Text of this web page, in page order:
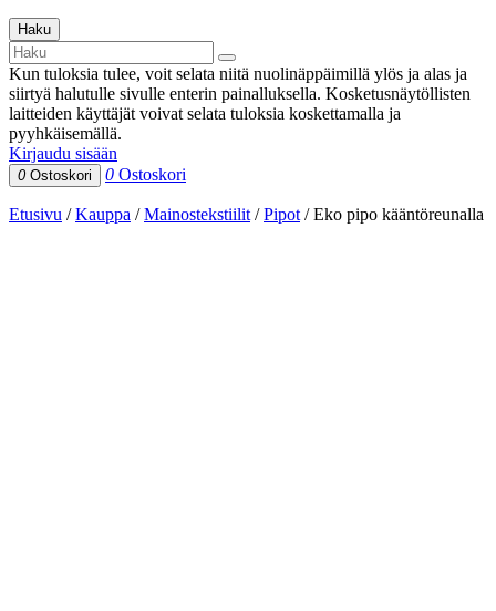
Haku
Kun tuloksia tulee, voit selata niitä nuolinäppäimillä ylös ja alas ja
siirtyä halutulle sivulle enterin painalluksella. Kosketusnäytöllisten
laitteiden käyttäjät voivat selata tuloksia koskettamalla ja
pyyhkäisemällä.
Kirjaudu sisään
0 Ostoskori 0 Ostoskori
Etusivu /Kauppa /Mainostekstiilit /Pipot /Eko pipo kääntöreunalla